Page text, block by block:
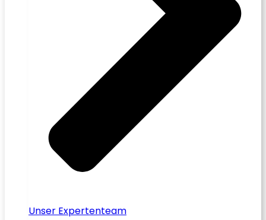
Unser Expertenteam